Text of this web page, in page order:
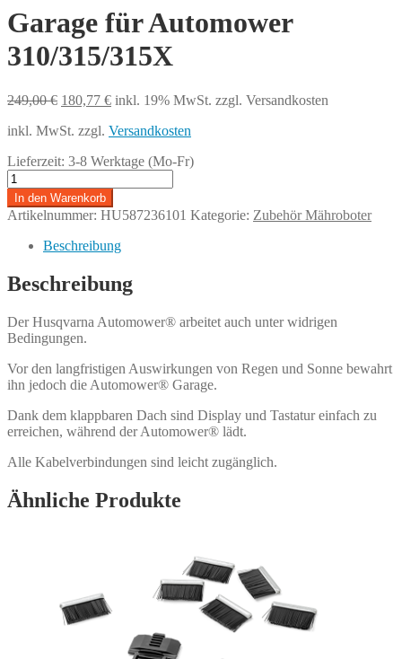
Garage für Automower
310/315/315X
249,00€ Ursprünglicher
war:
180,77 €Aktueller
ist:
inkl. 19% MwSt. zzgl. Versandkosten
inkl. MwSt. zzgl. Versandkosten
Lieferzeit: 3-8 Werktage (Mo-Fr)
Garage
für
Automower
310/315/315X
Menge
In den Warenkorb
Artikelnummer: HU587236101 Kategorie: Zubehör Mähroboter
Beschreibung
Beschreibung
Der Husqvarna Automower® arbeitet auch unter widrigen
Bedingungen.
Vor den langfristigen Auswirkungen von Regen und Sonne bewahrt
ihn jedoch die Automower® Garage.
Dank dem klappbaren Dach sind Display und Tastatur einfach zu
erreichen, während der Automower® lädt.
Alle Kabelverbindungen sind leicht zugänglich.
Ähnliche Produkte